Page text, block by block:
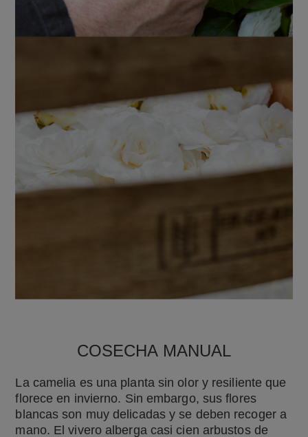
COSECHA MANUAL
La camelia es una planta sin olor y resiliente que
florece en invierno. Sin embargo, sus flores
blancas son muy delicadas y se deben recoger a
mano. El vivero alberga casi cien arbustos de